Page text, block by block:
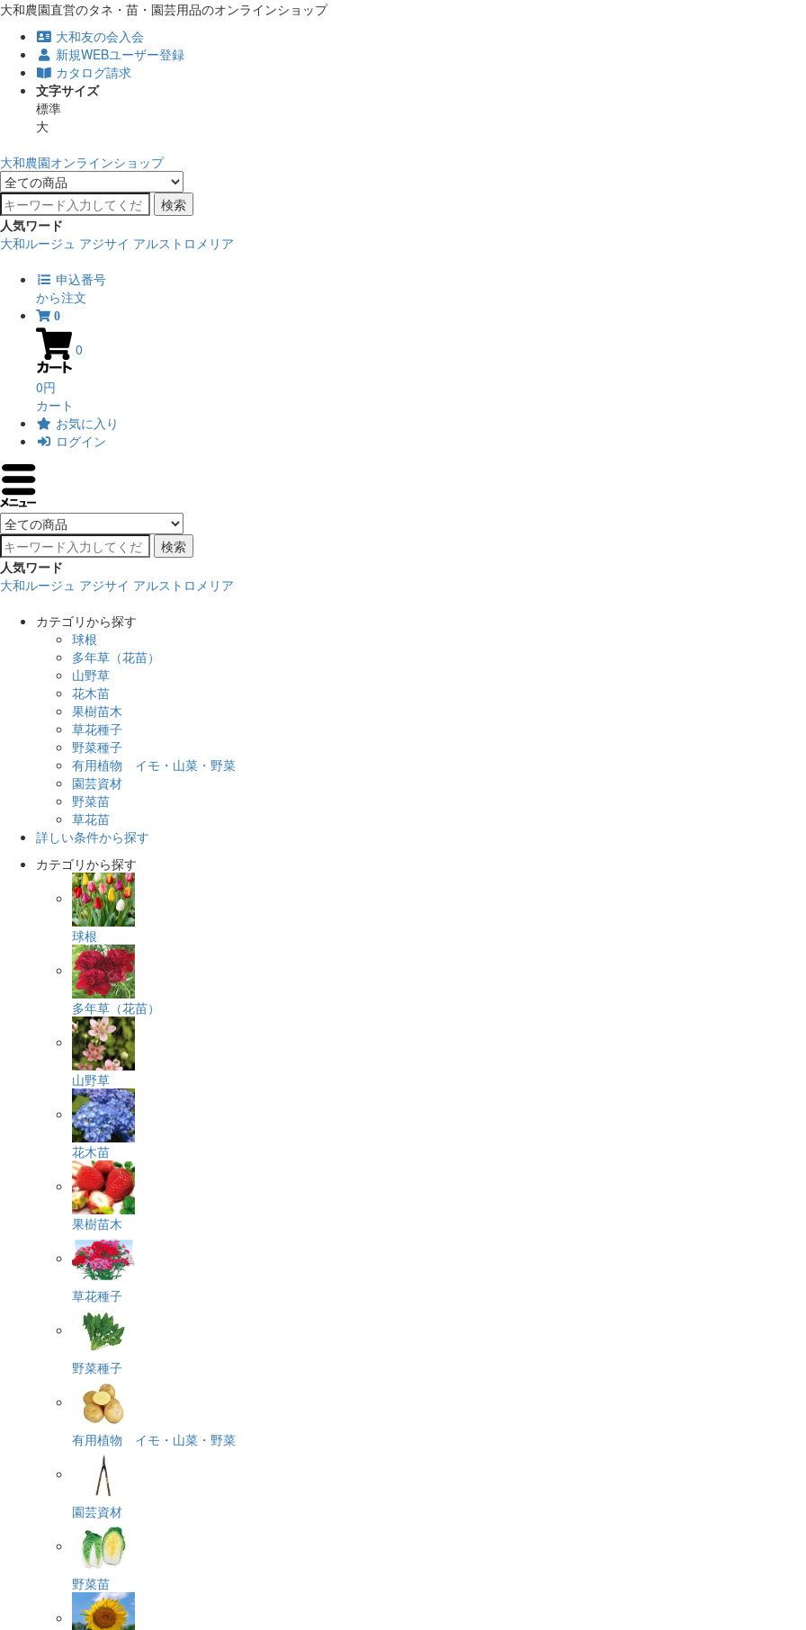
大和農園直営のタネ・苗・園芸用品のオンラインショップ
大和友の会入会
新規WEBユーザー登録
カタログ請求
文字サイズ
標準
大
大和農園オンラインショップ
検索
人気ワード
大和ルージュ アジサイ アルストロメリア
申込番号
から注文
0
0
0円
カート
お気に入り
ログイン
検索
人気ワード
大和ルージュ アジサイ アルストロメリア
カテゴリから探す
球根
多年草（花苗）
山野草
花木苗
果樹苗木
草花種子
野菜種子
有用植物 イモ・山菜・野菜
園芸資材
野菜苗
草花苗
詳しい条件から探す
カテゴリから探す
球根
多年草（花苗）
山野草
花木苗
果樹苗木
草花種子
野菜種子
有用植物 イモ・山菜・野菜
園芸資材
野菜苗